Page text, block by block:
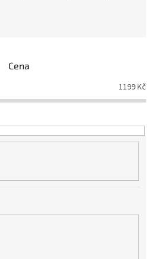
Cena
1199Kč